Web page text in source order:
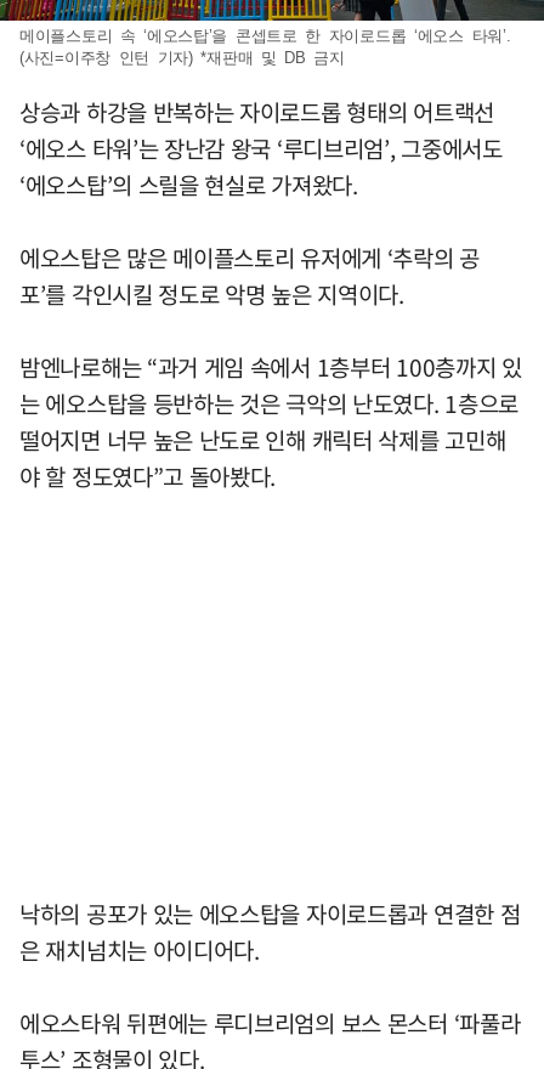
메이플스토리 속 ‘에오스탑’을 콘셉트로 한 자이로드롭 ‘에오스 타워’.
(사진=이주창 인턴 기자) *재판매 및 DB 금지
상승과 하강을 반복하는 자이로드롭 형태의 어트랙선
‘에오스 타워’는 장난감 왕국 ‘루디브리엄’, 그중에서도
‘에오스탑’의 스릴을 현실로 가져왔다.
에오스탑은 많은 메이플스토리 유저에게 ‘추락의 공
포’를 각인시킬 정도로 악명 높은 지역이다.
밤엔나로해는 “과거 게임 속에서 1층부터 100층까지 있
는 에오스탑을 등반하는 것은 극악의 난도였다. 1층으로
떨어지면 너무 높은 난도로 인해 캐릭터 삭제를 고민해
야 할 정도였다”고 돌아봤다.
낙하의 공포가 있는 에오스탑을 자이로드롭과 연결한 점
은 재치넘치는 아이디어다.
에오스타워 뒤편에는 루디브리엄의 보스 몬스터 ‘파풀라
투스’ 조형물이 있다.